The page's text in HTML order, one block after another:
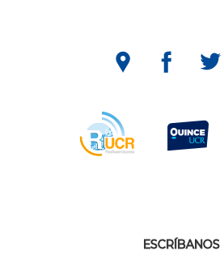
ESCRÍBANOS